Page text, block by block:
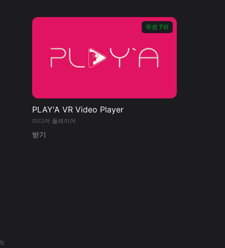
무료 7위
PLAY'A VR Video Player
미디어 플레이어
받기